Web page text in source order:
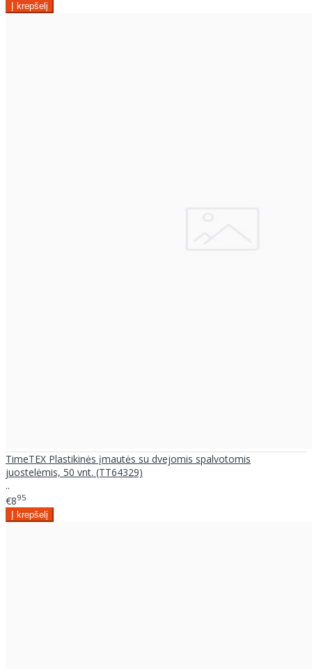
TimeTEX Plastikinės įmautės su dvejomis spalvotomis
juostelėmis, 50 vnt. (TT64329)
..
€895